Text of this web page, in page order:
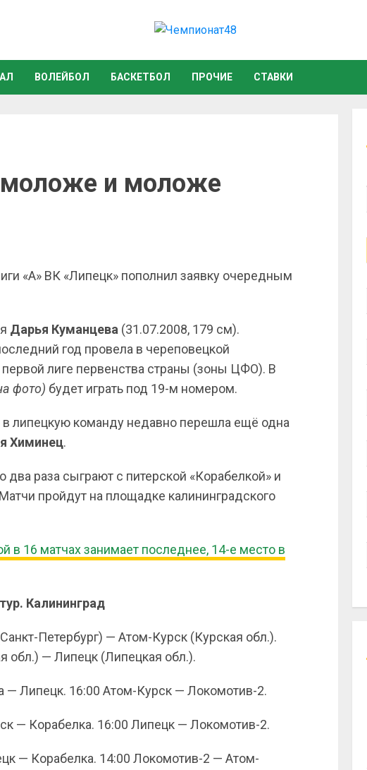
ВОЛЕЙБОЛ БАСКЕТБОЛ ПРОЧИЕ СТАВКИ
моложе и моложе
«А» ВК «Липецк» пополнил заявку очередным
Дарья Куманцева (31.07.2008, 179 см).
год провела в череповецкой
первой лиге первенства страны (зоны ЦФО). В
фото) будет играть под 19-м номером.
липецкую команду недавно перешла ещё одна
Химинец.
раза сыграют с питерской «Корабелкой» и
пройдут на площадке калининградского
в 16 матчах занимает последнее, 14-е место в
Калининград
Петербург) — Атом-Курск (Курская обл.).
обл.) — Липецк (Липецкая обл.).
— Липецк. 16:00 Атом-Курск — Локомотив-2.
— Корабелка. 16:00 Липецк — Локомотив-2.
— Корабелка. 14:00 Локомотив-2 — Атом-